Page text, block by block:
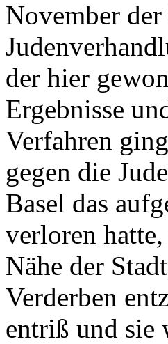
November
der hier
Ergebnisse
Verfahren
gegen die
Basel das
verloren
Nähe der
Verderben
entriß und sie